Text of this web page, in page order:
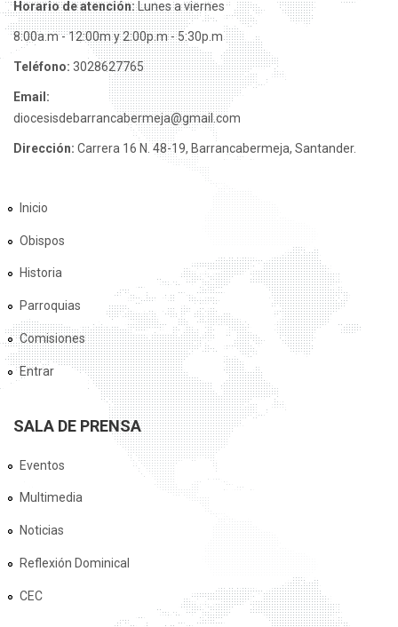
Horario de atención:Lunes a viernes
8:00a.m - 12:00m y 2:00p.m - 5:30p.m
Teléfono: 3028627765
Email:
diocesisdebarrancabermeja@gmail.com
Dirección: Carrera 16 N. 48-19, Barrancabermeja, Santander.
Inicio
Obispos
Historia
Parroquias
Comisiones
Entrar
SALA DE PRENSA
Eventos
Multimedia
Noticias
Reflexión Dominical
CEC